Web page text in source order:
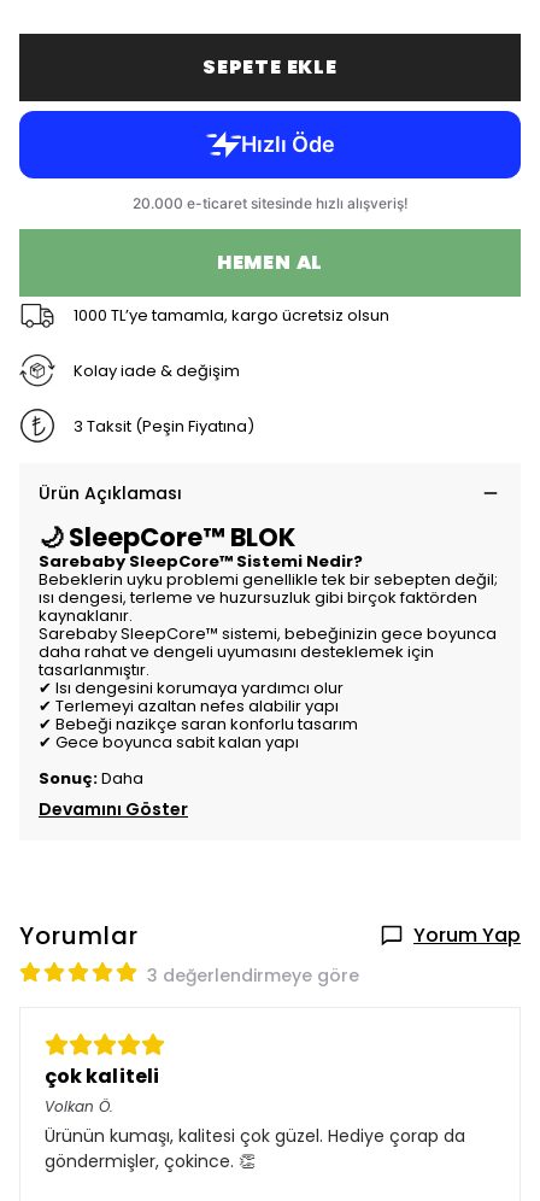
SEPETE EKLE
HEMEN AL
1000 TL’ye tamamla, kargo ücretsiz olsun
Kolay iade & değişim
3 Taksit (Peşin Fiyatına)
Ürün Açıklaması
🌙 SleepCore™ BLOK
Sarebaby SleepCore™ Sistemi Nedir?
Bebeklerin uyku problemi genellikle tek bir sebepten değil;
ısı dengesi, terleme ve huzursuzluk gibi birçok faktörden
kaynaklanır.
Sarebaby SleepCore™ sistemi, bebeğinizin gece boyunca
daha rahat ve dengeli uyumasını desteklemek için
tasarlanmıştır.
✔ Isı dengesini korumaya yardımcı olur
✔ Terlemeyi azaltan nefes alabilir yapı
✔ Bebeği nazikçe saran konforlu tasarım
✔ Gece boyunca sabit kalan yapı
Sonuç:Daha
Devamını Göster
Yorumlar Yorum Yap
3 değerlendirmeye göre
çok kaliteli
Volkan Ö.
Ürünün kumaşı, kalitesi çok güzel. Hediye çorap da
göndermişler, çokince. 👏